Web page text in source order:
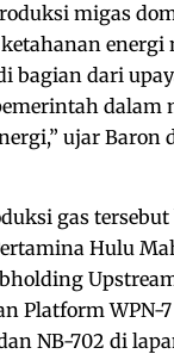
migas
energi
bagian dari
dalam
ujar Baron
gas tersebut
Hulu
Platform WPN-
NB-702 di